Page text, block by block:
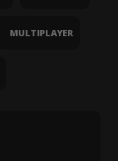
MULTIPLAYER